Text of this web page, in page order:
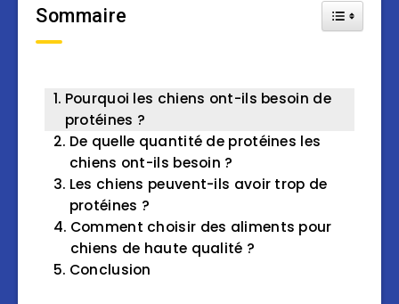
Sommaire Toggle
Pourquoi les chiens ont-ils besoin de
protéines ?
De quelle quantité de protéines les
chiens ont-ils besoin ?
Les chiens peuvent-ils avoir trop de
protéines ?
Comment choisir des aliments pour
chiens de haute qualité ?
Conclusion